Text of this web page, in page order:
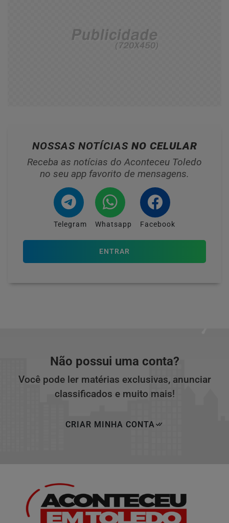
NOSSAS NOTÍCIAS NO CELULAR
Receba as notícias do Aconteceu Toledo
no seu app favorito de mensagens.
Telegram Whatsapp Facebook
ENTRAR
Não possui uma conta?
Você pode ler matérias exclusivas, anunciar
classificados e muito mais!
CRIAR MINHA CONTA